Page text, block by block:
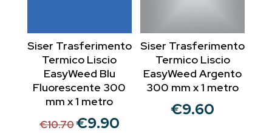
Siser Trasferimento
Termico Liscio
EasyWeed Blu
Fluorescente 300
mm x 1 metro
€10.70 Il
€9.90Il
Siser Trasferimento
Termico Liscio
EasyWeed Argento
300 mm x 1 metro
€9.60